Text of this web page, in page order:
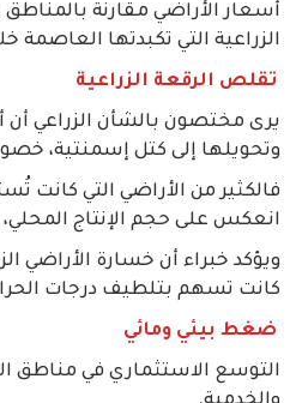
أسعار الأراضي مقارنة
الزراعية التي تكبدتها العاصمة
تقلص الرقعة الزراعية
يرى مختصون بالشأن الزراعي أن
وتحويلها إلى كتل إسمنتية،
فالكثير من الأراضي التي كانت
انعكس على حجم الإنتاج المحلي،
ويؤكد خبراء أن خسارة الأراضي
كانت تسهم بتلطيف درجات
ضغط بيئي ومائي
التوسع الاستثماري في مناطق